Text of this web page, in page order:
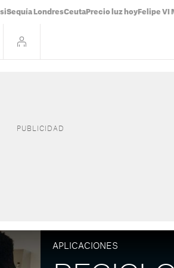
Sequía LondresCeuta Precio luz hoy Felipe VI
APLICACIONES